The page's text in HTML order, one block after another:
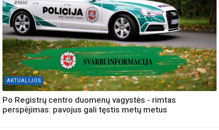
AKTUALIJOS
Po Registrų centro duomenų vagystės - rimtas
perspėjimas: pavojus gali tęstis metų metus